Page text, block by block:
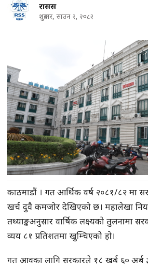
रासस
शुक्रबार, साउन २, २०८२
काठमाडौं । गत आर्थिक वर्ष २०८१/८२ मा
खर्च दुवै कमजोर देखिएको छ। महालेखा
तथ्याङ्कअनुसार वार्षिक लक्ष्यको तुलनामा
व्यय ८१ प्रतिशतमा खुम्चिएको हो।
गत आवका लागि सरकारले १८ खर्ब ६० अर्ब